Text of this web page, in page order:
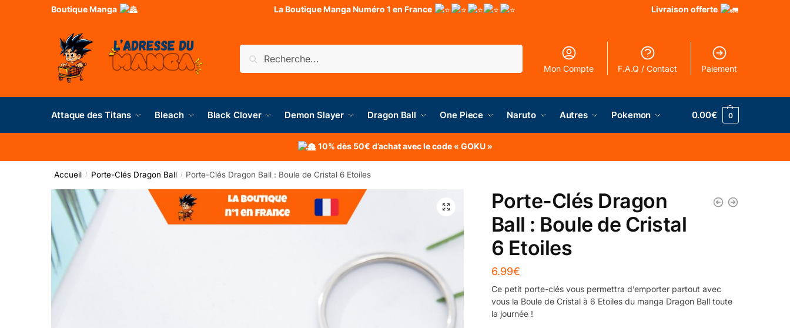
Boutique Manga La Boutique Manga Numéro 1 en France Livraison offerte
Recherche
Mon Compte F.A.Q / Contact Paiement
Attaque des Titans Bleach Black Clover Demon Slayer Dragon Ball One Piece Naruto Autres Pokemon 0.00€ 0
10% dès 50€ d’achat avec le code « GOKU »
Accueil / Porte-Clés Dragon Ball / Porte-Clés Dragon Ball : Boule de Cristal 6 Etoiles
Porte-Clés Dragon
Ball : Boule de Cristal
6 Etoiles
6.99€
Ce petit porte-clés vous permettra d’emporter partout avec
vous la Boule de Cristal à 6 Etoiles du manga Dragon Ball toute
la journée !